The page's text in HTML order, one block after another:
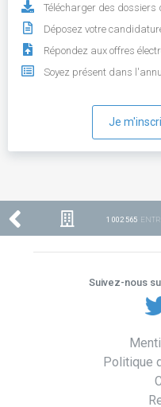
Télécharger des dossiers
Déposez votre
Répondez aux offres
Soyez présent dans
Je
1 002 565
Suivez-nous
Politique